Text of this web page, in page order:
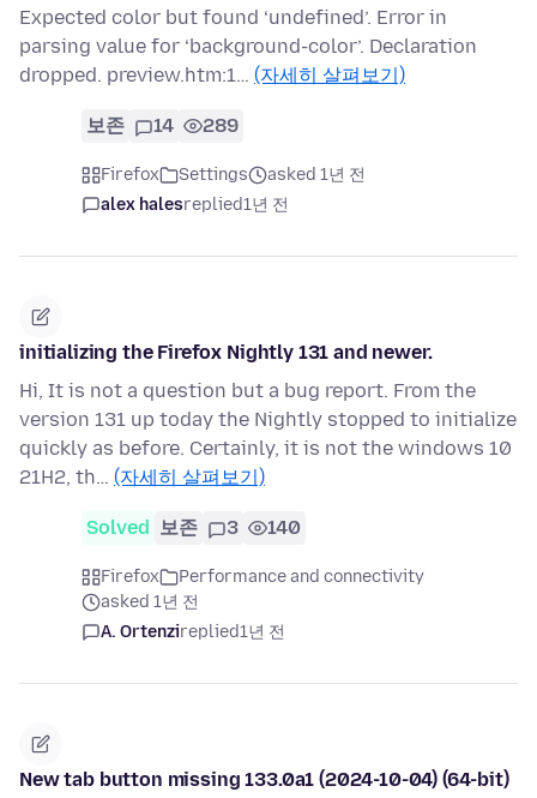
Expected color but found ‘undefined’. Error in
parsing value for ‘background-color’. Declaration
dropped. preview.htm:1… (자세히 살펴보기)
보존 14 289
Firefox Settings
asked 1년 전
alex halesreplied1년 전
initializing the Firefox Nightly 131 and newer.
Hi, It is not a question but a bug report. From the
version 131 up today the Nightly stopped to initialize
quickly as before. Certainly, it is not the windows 10
21H2, th… (자세히 살펴보기)
Solved 보존 3 140
Firefox
Performance and connectivity
asked 1년 전
A. Ortenzireplied1년 전
New tab button missing 133.0a1 (2024-10-04) (64-bit)